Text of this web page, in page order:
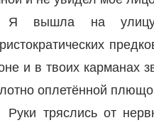
Я вышла на улицу,
и в твоих карманах
оплетённой
Руки тряслись от